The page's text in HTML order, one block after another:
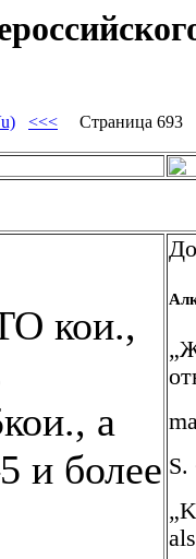
<<< Страница 693
кои.,
а
и более S.